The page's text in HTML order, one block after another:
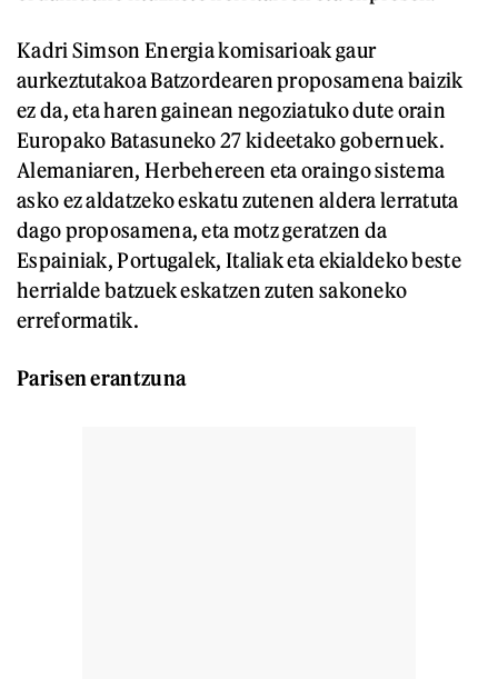
Kadri Simson Energia komisarioak gaur
aurkeztutakoa Batzordearen proposamena baizik
ez da, eta haren gainean negoziatuko dute orain
Europako Batasuneko 27 kideetako gobernuek.
Alemaniaren, Herbehereen eta oraingo sistema
asko ez aldatzeko eskatu zutenen aldera lerratuta
dago proposamena, eta motz geratzen da
Espainiak, Portugalek, Italiak eta ekialdeko beste
herrialde batzuek eskatzen zuten sakoneko
erreformatik.
Parisen erantzuna